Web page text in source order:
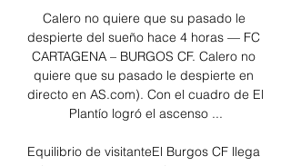
Calero no quiere que su pasado le
despierte del sueño hace 4 horas — FC
CARTAGENA – BURGOS CF. Calero no
quiere que su pasado le despierte en
directo en AS.com). Con el cuadro de El
Plantío logró el ascenso ...
Equilibrio de visitanteEl Burgos CF llega